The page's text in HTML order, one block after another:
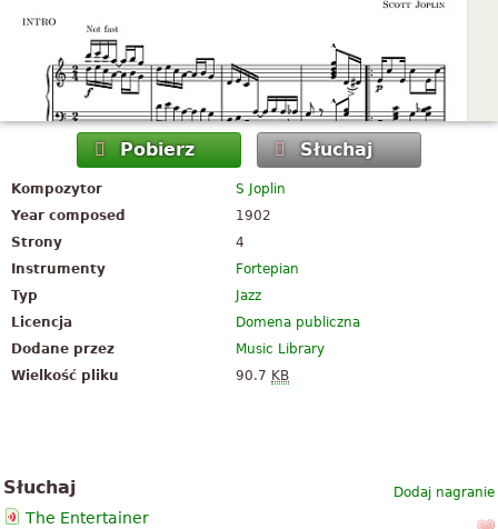
Pobierz Słuchaj
Kompozytor
S Joplin
Year composed
1902
Strony
4
Instrumenty
Fortepian
Typ
Jazz
Licencja
Domena publiczna
Dodane przez
Music Library
Wielkość pliku
90.7 KB
Dodaj nagranie
Słuchaj
The Entertainer